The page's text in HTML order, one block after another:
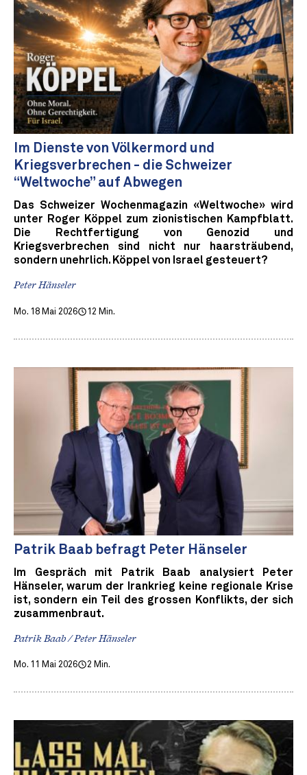
Im Dienste von Völkermord und
Kriegsverbrechen - die Schweizer
“Weltwoche” auf Abwegen
Das Schweizer Wochenmagazin «Weltwoche» wird
unter Roger Köppel zum zionistischen Kampfblatt.
Die Rechtfertigung von Genozid und
Kriegsverbrechen sind nicht nur haarsträubend,
sondern unehrlich. Köppel von Israel gesteuert?
Peter Hänseler
Mo. 18 Mai 2026 12 Min.
Patrik Baab befragt Peter Hänseler
Im Gespräch mit Patrik Baab analysiert Peter
Hänseler, warum der Irankrieg keine regionale Krise
ist, sondern ein Teil des grossen Konflikts, der sich
zusammenbraut.
Patrik Baab / Peter Hänseler
Mo. 11 Mai 2026 2 Min.